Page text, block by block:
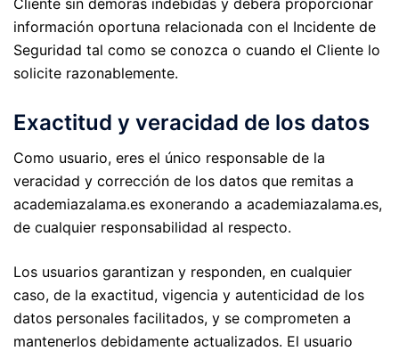
información oportuna relacionada con el Incidente de
Seguridad tal como se conozca o cuando el Cliente lo
solicite razonablemente.
Exactitud y veracidad de los datos
Como usuario, eres el único responsable de la
veracidad y corrección de los datos que remitas a
academiazalama.es exonerando a academiazalama.es,
de cualquier responsabilidad al respecto.
Los usuarios garantizan y responden, en cualquier
caso, de la exactitud, vigencia y autenticidad de los
datos personales facilitados, y se comprometen a
mantenerlos debidamente actualizados. El usuario